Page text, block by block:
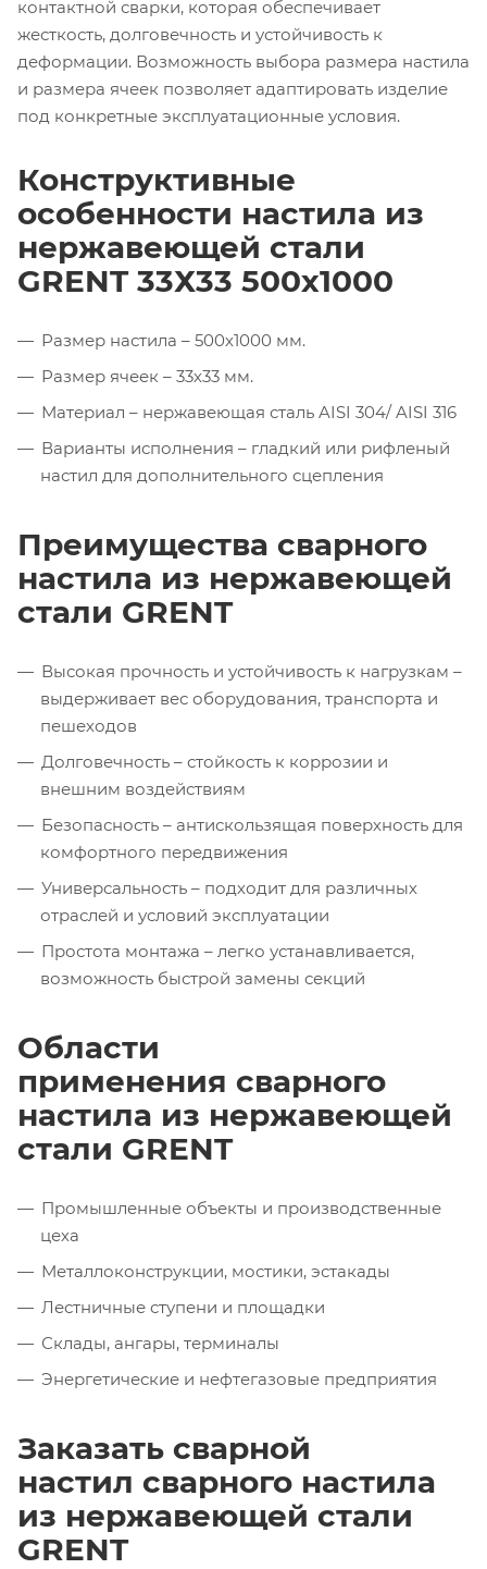
контактной сварки, которая обеспечивает
жесткость, долговечность и устойчивость к
деформации. Возможность выбора размера настила
и размера ячеек позволяет адаптировать изделие
под конкретные эксплуатационные условия.
Конструктивные
особенности настила из
нержавеющей стали
GRENT 33Х33 500х1000
Размер настила – 500х1000 мм.
Размер ячеек – 33х33 мм.
Материал – нержавеющая сталь AISI 304/ AISI 316
Варианты исполнения – гладкий или рифленый
настил для дополнительного сцепления
Преимущества сварного
настила из нержавеющей
стали GRENT
Высокая прочность и устойчивость к нагрузкам –
выдерживает вес оборудования, транспорта и
пешеходов
Долговечность – стойкость к коррозии и
внешним воздействиям
Безопасность – антискользящая поверхность для
комфортного передвижения
Универсальность – подходит для различных
отраслей и условий эксплуатации
Простота монтажа – легко устанавливается,
возможность быстрой замены секций
Области
применения сварного
настила из нержавеющей
стали GRENT
Промышленные объекты и производственные
цеха
Металлоконструкции, мостики, эстакады
Лестничные ступени и площадки
Склады, ангары, терминалы
Энергетические и нефтегазовые предприятия
Заказать сварной
настил сварного настила
из нержавеющей стали
GRENT